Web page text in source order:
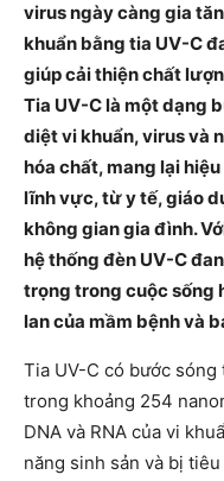
virus ngày càng gia
khuẩn bằng tia UV-C
giúp cải thiện chất
Tia UV-C là một dạng
diệt vi khuẩn, virus và
hóa chất, mang lại
lĩnh vực, từ y tế, giáo
không gian gia đình.
hệ thống đèn UV-C
trọng trong cuộc sống
lan của mầm bệnh và
Tia UV-C có bước
trong khoảng 254
DNA và RNA của vi
năng sinh sản và bị